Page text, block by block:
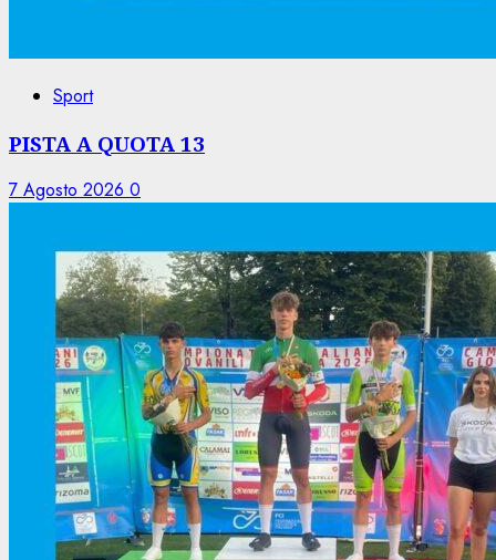
Sport
PISTA A QUOTA 13
7 Agosto 2026 0